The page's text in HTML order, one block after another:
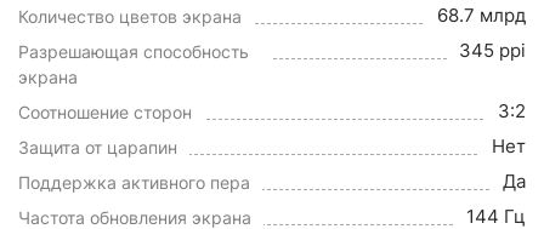
Количество цветов экрана 68.7 млрд
Разрешающая способность
экрана
345 ppi
Соотношение сторон 3:2
Защита от царапин Нет
Поддержка активного пера Да
Частота обновления экрана 144 Гц